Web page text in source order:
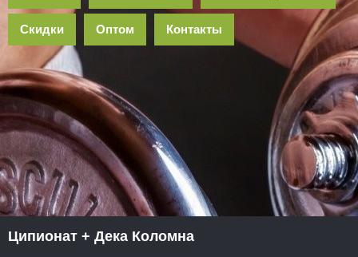
Скидки Оптом Контакты
Ципионат + Дека Коломна